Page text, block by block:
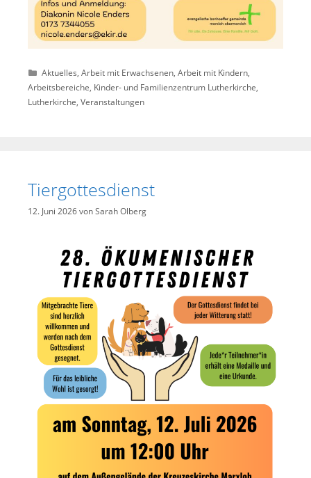
Kategorien
Aktuelles,Arbeit mit Erwachsenen,Arbeit mit Kindern,
Arbeitsbereiche, Kinder- und Familienzentrum Lutherkirche,
Lutherkirche, Veranstaltungen
Tiergottesdienst
12. Juni 2026vonSarah Olberg